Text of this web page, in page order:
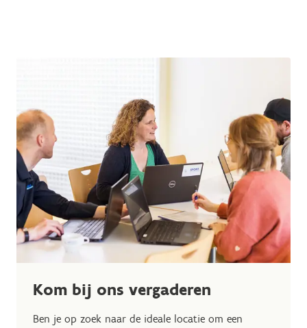
Kom bij ons vergaderen
Ben je op zoek naar de ideale locatie om een